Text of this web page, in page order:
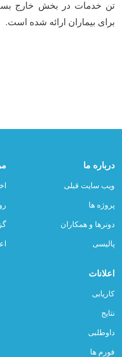
تن خدمات در بخش خارج
برای بیماران ارائه شده است.
درباره ما
ویب سایت قبلی
پروژه ها
دونرها و همکاران
پالیسی
اعلانات
کاریابی
نتایج
داوطلبی
فورم ها